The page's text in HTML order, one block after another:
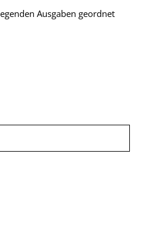
Ausgaben geordnet